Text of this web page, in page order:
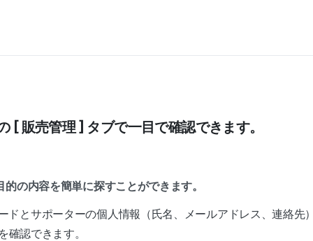
[ 販売管理 ] タブで一目で確認できます。
の内容を簡単に探すことができます。
ドとサポーターの個人情報（氏名、メールアドレス、連絡先
確認できます。